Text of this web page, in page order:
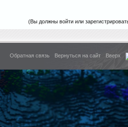
(Вы должны войти или
Обратная связь Вернуться на сайт Вверх